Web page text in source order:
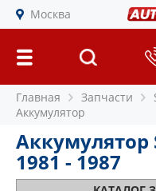
Москва
Главная Запчасти
Аккумулятор
Аккумулятор
1981 - 1987